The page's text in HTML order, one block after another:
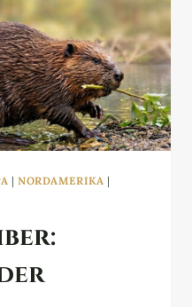
| NORDAMERIKA |